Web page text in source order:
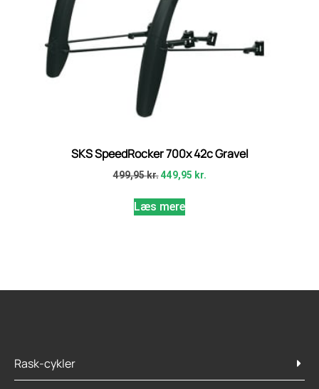
SKS SpeedRocker 700x 42c Gravel
499,95kr. 449,95 kr.
Læs mere
Rask-cykler